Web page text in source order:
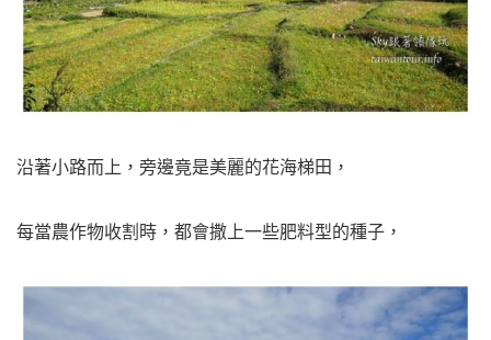
沿著小路而上，旁邊竟是美麗的花海梯田，
每當農作物收割時，都會撒上一些肥料型的種子，